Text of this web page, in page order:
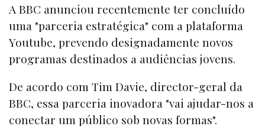
A BBC anunciou recentemente ter concluído
uma "parceria estratégica" com a plataforma
Youtube, prevendo designadamente novos
programas destinados a audiências jovens.
De acordo com Tim Davie, director-geral da
BBC, essa parceria inovadora "vai ajudar-nos a
conectar um público sob novas formas".